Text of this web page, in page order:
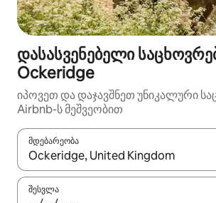
დასასვენებელი
Ockeridge
იპოვეთ და დაჯავშნეთ უნიკალური
Airbnb-ს მეშვეობით
მდებარეობა
როცა შედეგები ხელმისაწვდომი
შესვლა